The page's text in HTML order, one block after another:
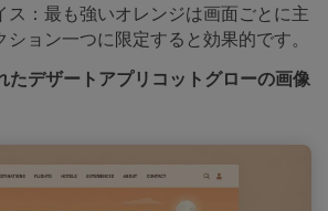
ス：最も強いオレンジは画面ごとに主
ョン一つに限定すると効果的です。
デザートアプリコットグローの画像